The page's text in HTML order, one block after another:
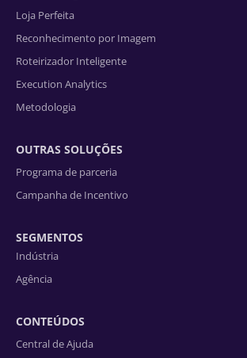
Loja Perfeita
Reconhecimento por Imagem
Roteirizador Inteligente
Execution Analytics
Metodologia
OUTRAS SOLUÇÕES
Programa de parceria
Campanha de Incentivo
SEGMENTOS
Indústria
Agência
CONTEÚDOS
Central de Ajuda